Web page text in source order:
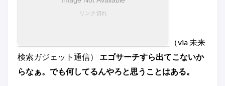
（via 未来
検索ガジェット通信） エゴサーチすら出てこないか
らなぁ。でも何してるんやろと思うことはある。